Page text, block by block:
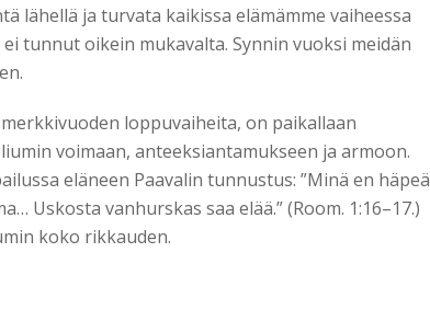
lähellä ja turvata kaikissa elämämme vaiheessa
tunnut oikein mukavalta. Synnin vuoksi meidän
loppuvaiheita, on paikallaan
voimaan, anteeksiantamukseen ja armoon.
eläneen Paavalin tunnustus: ”Minä en häpeä
Uskosta vanhurskas saa elää.” (Room. 1:16–17.)
koko rikkauden.